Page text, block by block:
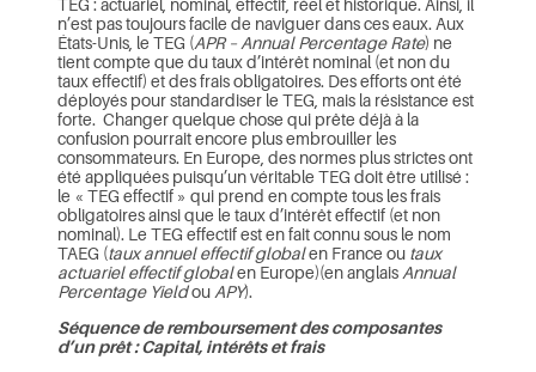
TEG : actuariel, nominal, effectif, réel et historique. Ainsi, il
n’est pas toujours facile de naviguer dans ces eaux. Aux
États-Unis, le TEG (APR – Annual Percentage Rate) ne
tient compte que du taux d’intérêt nominal (et non du
taux effectif) et des frais obligatoires. Des efforts ont été
déployés pour standardiser le TEG, mais la résistance est
forte. Changer quelque chose qui prête déjà à la
confusion pourrait encore plus embrouiller les
consommateurs. En Europe, des normes plus strictes ont
été appliquées puisqu’un véritable TEG doit être utilisé :
le « TEG effectif » qui prend en compte tous les frais
obligatoires ainsi que le taux d’intérêt effectif (et non
nominal). Le TEG effectif est en fait connu sous le nom
TAEG (taux annuel effectif globalen France ou taux
actuariel effectif globalen Europe)(en anglais Annual
Percentage Yieldou APY).
Séquence de remboursement des composantes
d’un prêt : Capital, intérêts et frais